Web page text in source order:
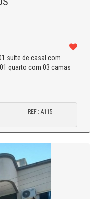
suíte de casal com
quarto com 03 camas
REF.: A115